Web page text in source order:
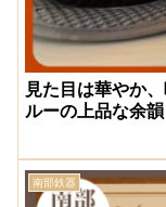
見た目は華やか
ルーの上品な余韻
南部鉄器